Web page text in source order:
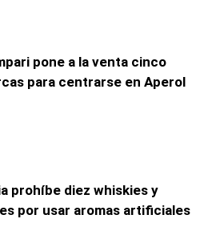
pone a la venta cinco
para centrarse en Aperol
prohíbe diez whiskies y
por usar aromas artificiales